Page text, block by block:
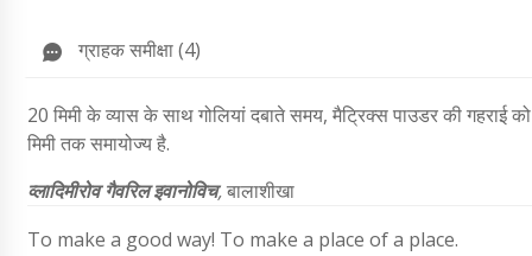
ग्राहक समीक्षा (4)
20 मिमी के व्यास के साथ गोलियां दबाते समय, मैट्रिक्स पाउडर की
मिमी तक समायोज्य है.
व्लादिमीरोव गैवरिल इवानोविच,बालाशीखा
To make a good way! To make a place of a place.